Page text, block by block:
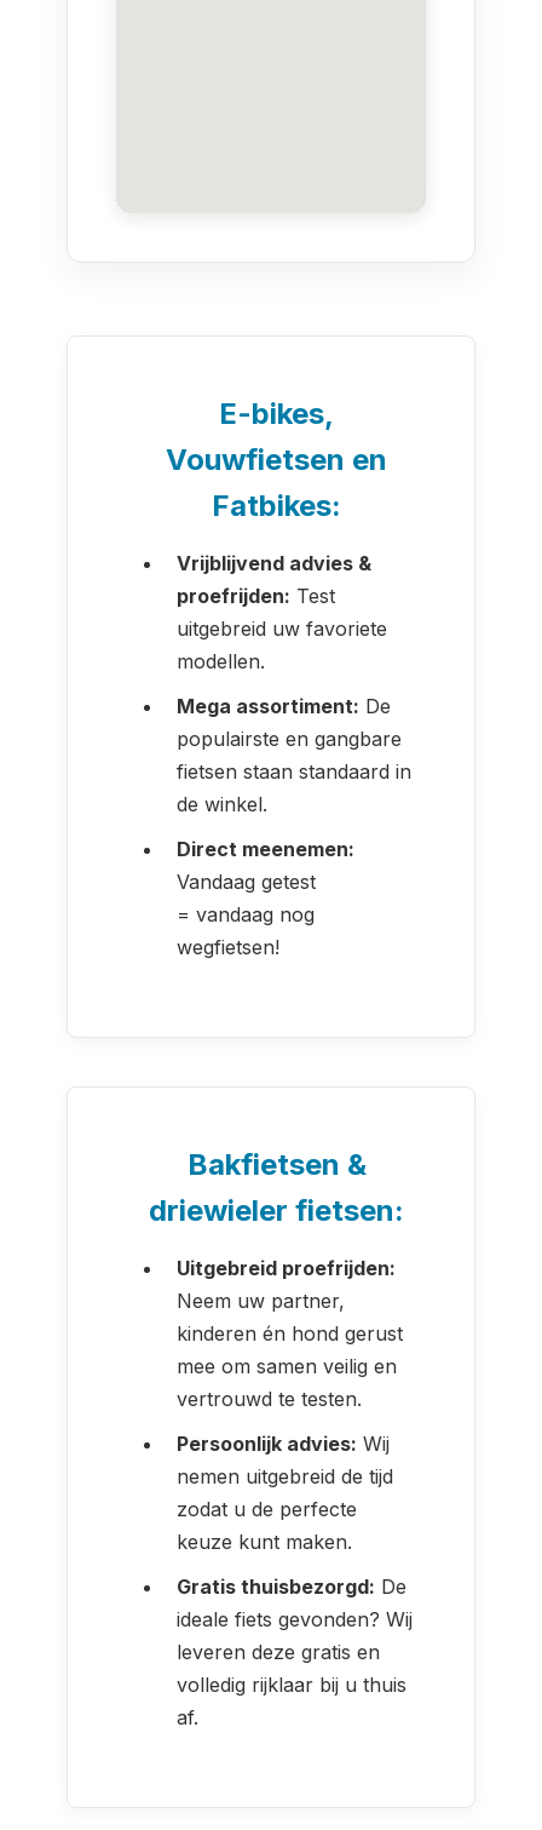
E-bikes,
Vouwfietsen en
Fatbikes:
Vrijblijvend advies &
proefrijden: Test
uitgebreid uw favoriete
modellen.
Mega assortiment: De
populairste en gangbare
fietsen staan standaard in
de winkel.
Direct meenemen:
Vandaag getest
= vandaag nog
wegfietsen!
Bakfietsen &
driewieler fietsen:
Uitgebreid proefrijden:
Neem uw partner,
kinderen én hond gerust
mee om samen veilig en
vertrouwd te testen.
Persoonlijk advies: Wij
nemen uitgebreid de tijd
zodat u de perfecte
keuze kunt maken.
Gratis thuisbezorgd: De
ideale fiets gevonden? Wij
leveren deze gratis en
volledig rijklaar bij u thuis
af.